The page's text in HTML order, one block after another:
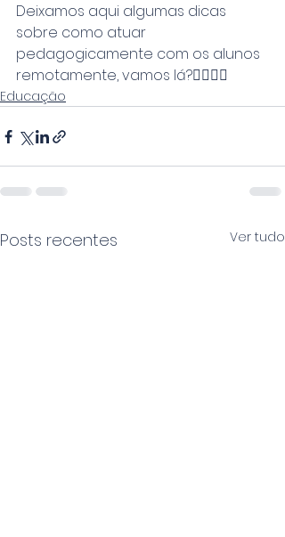
Deixamos aqui algumas dicas
sobre como atuar
pedagogicamente com os alunos
remotamente, vamos lá?👆🏻👏🏻
Educação
Posts recentes Ver tudo